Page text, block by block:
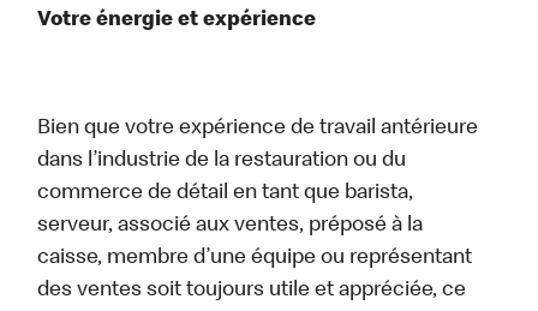
Votre énergie et expérience
Bien que votre expérience de travail antérieure
dans l’industrie de la restauration ou du
commerce de détail en tant que barista,
serveur, associé aux ventes, préposé à la
caisse, membre d’une équipe ou représentant
des ventes soit toujours utile et appréciée, ce